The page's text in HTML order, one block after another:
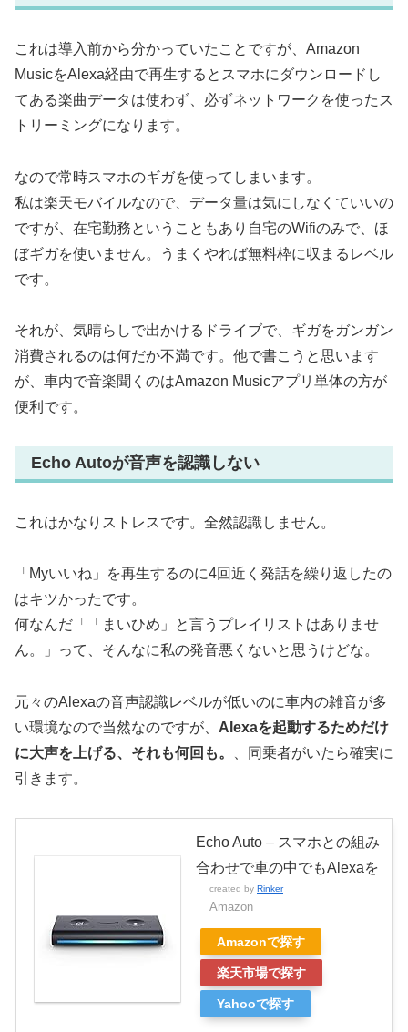
これは導入前から分かっていたことですが、Amazon
MusicをAlexa経由で再生するとスマホにダウンロードし
てある楽曲データは使わず、必ずネットワークを使ったス
トリーミングになります。
なので常時スマホのギガを使ってしまいます。
私は楽天モバイルなので、データ量は気にしなくていいの
ですが、在宅勤務ということもあり自宅のWifiのみで、ほ
ぼギガを使いません。うまくやれば無料枠に収まるレベル
です。
それが、気晴らしで出かけるドライブで、ギガをガンガン
消費されるのは何だか不満です。他で書こうと思います
が、車内で音楽聞くのはAmazon Musicアプリ単体の方が
便利です。
Echo Autoが音声を認識しない
これはかなりストレスです。全然認識しません。
「Myいいね」を再生するのに4回近く発話を繰り返したの
はキツかったです。
何なんだ「「まいひめ」と言うプレイリストはありませ
ん。」って、そんなに私の発音悪くないと思うけどな。
元々のAlexaの音声認識レベルが低いのに車内の雑音が多
い環境なので当然なのですが、 Alexaを起動するためだけ
に大声を上げる、それも何回も。
、同乗者がいたら確実に
引きます。
Echo Auto – スマホとの組み
合わせで車の中でもAlexaを
created by Rinker
Amazon
Amazonで探す
楽天市場で探す
Yahooで探す